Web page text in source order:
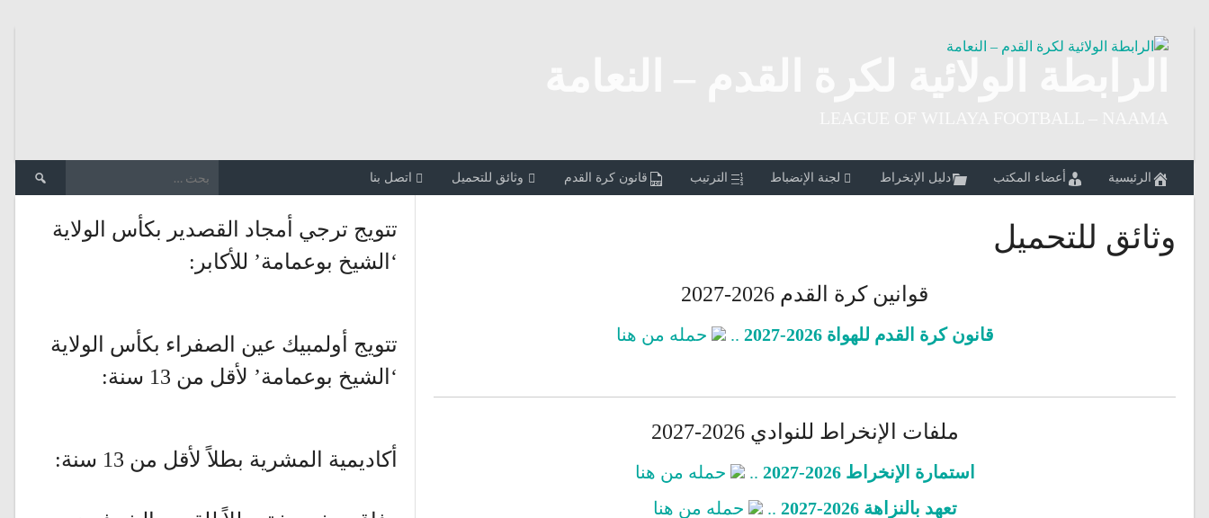
الرئيسية أعضاء المكتب دليل الإنخراط لجنة الإنضباط الترتيب قانون كرة القدم وثائق للتحميل اتصل بنا
وثائق للتحميل
قوانين كرة القدم 2026-2027
قانون كرة القدم للهواة 2026-2027 .. حمله من هنا
ملفات الإنخراط للنوادي 2026-2027
استمارة الإنخراط 2026-2027 ..
حمله من هنا
تعهد بالنزاهة 2026-2027
..
حمله من هنا
تتويج ترجي أمجاد القصدير بكأس الولاية
‘الشيخ بوعمامة’ للأكابر:
تتويج أولمبيك عين الصفراء بكأس الولاية
‘الشيخ بوعمامة’ لأقل من 13 سنة:
أكاديمية المشرية بطلاً لأقل من 13 سنة: